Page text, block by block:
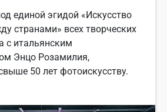
единой эгидой «Искусство
странами» всех творческих
с итальянским
Энцо Розамилия,
50 лет фотоискусству.